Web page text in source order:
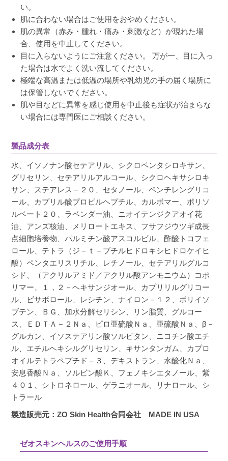
い。
肌に合わない場合はご使用をおやめください。
肌の異常（赤み・腫れ・痛み・刺激など）が現れた場
合、使用を中止してください。
目に入らないようにご注意ください。 万が一、目に入っ
た場合は水でよく洗い流してください。
極端な高温または低温の場所や乳幼児の手の届く場所に
は保管しないでください。
肌や目などに異常を感じ使用を中止後も症状が治まらな
い場合には専門医にご相談ください。
製品成分表
水、イソノナン酸セテアリル、シクロペンタシロキサン、
グリセリン、セテアリルアルコール、シクロヘキサシロキ
サン、ステアレス－２０、セタノール、ペンチレングリコ
ール、カプリル酸プロピルヘプチル、カルボマー、ポリソ
ルベート２０、ラベンダー油、ニオイテンジクアオイ花
油、アンズ核油、メリロートエキス、フサフジウツギ成長
点細胞培養物、パルミチン酸アスコルビル、酢酸トコフェ
ロール、テトラ（ジ－ｔ－ブチルヒドロキシヒドロケイヒ
酸）ペンタエリスリチル、レチノール、セテアリルグルコ
シド、（アクリルアミド／アクリル酸アンモニウム）コポ
リマー、１，２－ヘキサンジオール、カプリリルグリコー
ル、ビサボロール、レシチン、ナイロン－１２、ポリイソ
ブテン、ＢＧ、加水分解セリシン、リン脂質、グルコー
ス、ＥＤＴＡ－２Ｎａ、ピロ亜硫酸Ｎａ、亜硫酸Ｎａ、β－
グルカン、イソステアリン酸ソルビタン、ニコチン酸エチ
ル、エチルヘキシルグリセリン、キサンタンガム、カプロ
オイルテトラペプチド－３、デキストラン、水酸化Ｎａ、
安息香酸Ｎａ、ソルビン酸Ｋ、フェノキシエタノール、紫
４０１、シトロネロール、ゲラニオール、リナロール、シ
トラール
製造販売元：ZO Skin Health合同会社 MADE IN USA
ゼオスキンヘルスのご使用手順